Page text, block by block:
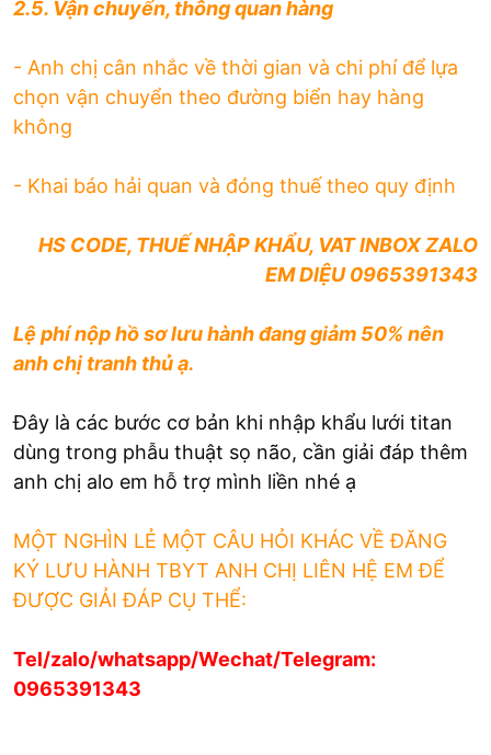
2.5. Vận chuyển, thông quan hàng
- Anh chị cân nhắc về thời gian và chi phí để lựa
chọn vận chuyển theo đường biển hay hàng
không
- Khai báo hải quan và đóng thuế theo quy định
HS CODE, THUẾ NHẬP KHẨU, VAT INBOX ZALO
EM DIỆU 0965391343
Lệ phí nộp hồ sơ lưu hành đang giảm 50% nên
anh chị tranh thủ ạ.
Đây là các bước cơ bản khi nhập khẩu lưới titan
dùng trong phẫu thuật sọ não, cần giải đáp thêm
anh chị alo em hỗ trợ mình liền nhé ạ
MỘT NGHÌN LẺ MỘT CÂU HỎI KHÁC VỀ ĐĂNG
KÝ LƯU HÀNH TBYT ANH CHỊ LIÊN HỆ EM ĐỂ
ĐƯỢC GIẢI ĐÁP CỤ THỂ:
Tel/zalo/whatsapp/Wechat/Telegram:
0965391343